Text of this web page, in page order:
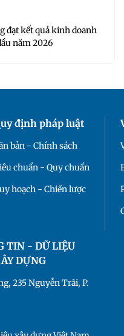
đạt kết quả kinh doanh
năm 2026
định pháp luật
bản - Chính sách
chuẩn - Quy chuẩn
hoạch - Chiến lược
TIN - DỮ LIỆU
DỰNG
235 Nguyễn Trãi, P.